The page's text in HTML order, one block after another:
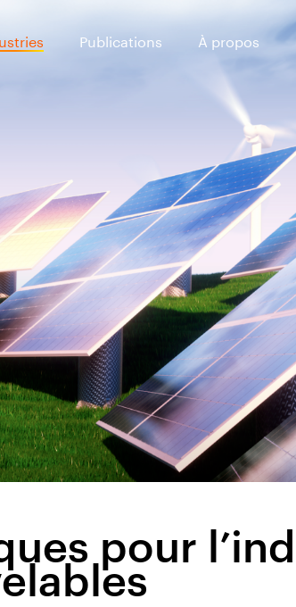
Publications À propos
pour